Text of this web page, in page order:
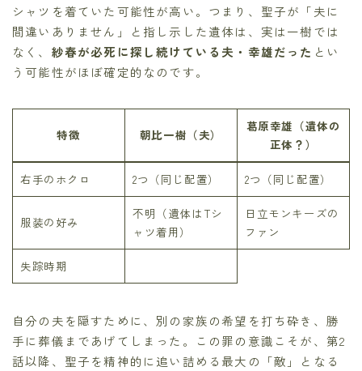
シャツを着ていた可能性が高い。つまり、聖子が「夫に
間違いありません」と指し示した遺体は、実は一樹では
なく、 紗春が必死に探し続けている夫・幸雄だった とい
う可能性がほぼ確定的なのです。
特徴 朝比一樹（夫）
葛原幸雄（遺体の
正体？）
右手のホクロ 2つ（同じ配置） 2つ（同じ配置）
服装の好み
不明（遺体はTシ
ャツ着用）
日立モンキーズの
ファン
失踪時期
自分の夫を隠すために、別の家族の希望を打ち砕き、勝
手に葬儀まであげてしまった。この罪の意識こそが、第2
話以降、聖子を精神的に追い詰める最大の「敵」となる